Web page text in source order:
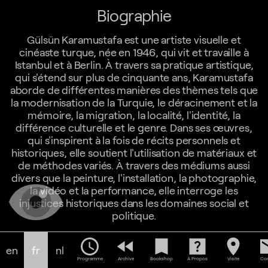
Biographie
Gülsün Karamustafa est une artiste visuelle et
cinéaste turque, née en 1946, qui vit et travaille à
Istanbul et à Berlin. À travers sa pratique artistique,
qui s'étend sur plus de cinquante ans, Karamustafa
aborde de différentes manières des thèmes tels que
la modernisation de la Turquie, le déracinement et la
mémoire, la migration, la localité, l'identité, la
différence culturelle et le genre. Dans ses œuvres,
qui s'inspirent à la fois de récits personnels et
historiques, elle soutient l'utilisation de matériaux et
de méthodes variés. À travers des médiums aussi
divers que la peinture, l'installation, la photographie,
la vidéo et la performance, elle interroge les
injustices historiques dans les domaines social et
politique.
Karamustafa a participé à de nombreuses
expositions et biennales internationales, parmi
lesquelles: Istanbul (TR); São Paulo (BR); Gwangju
en fr nl schedule
Programme
fast_rewind
Archive
bookmark
Bookshop
help_center
À Propos
location_on
Visite